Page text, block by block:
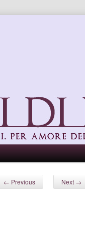
Post navigation
← Previous Next →